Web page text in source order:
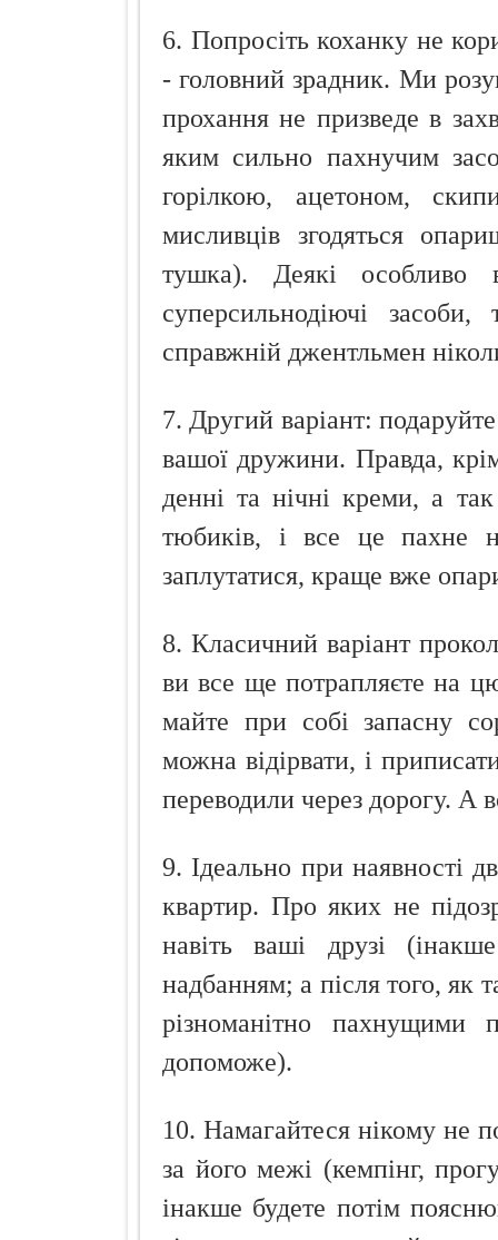
6. Попросіть коханку не
- головний зрадник. Ми
прохання не призведе в
яким сильно пахнучим
горілкою, ацетоном,
мисливців згодяться
тушка). Деякі особливо
суперсильнодіючі
справжній джентльмен
7. Другий варіант:
вашої дружини. Правда,
денні та нічні креми, а
тюбиків, і все це пахне
заплутатися, краще вже
8. Класичний варіант
ви все ще потрапляєте на
майте при собі запасну
можна відірвати, і
переводили через дорогу. А
9. Ідеально при наявності
квартир. Про яких не
навіть ваші друзі
надбанням; а після того, як
різноманітно
допоможе).
10. Намагайтеся нікому не
за його межі (кемпінг,
інакше будете потім